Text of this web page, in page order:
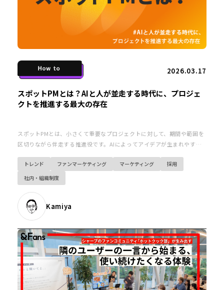
2026.03.17
スポットPMとは？AIと人が並走する時代に、プロジェ
クトを推進する最大の存在
スポットPMとは、小さくて重要なプロジェクトに対して、期間や範囲を
区切りながら伴走する推進役です。AIによってアイデアが生まれやすく
ットPMは、そのギャップを埋めるために生まれた概念です。
トレンド ファンマーケティング マーケティング
採用
社内・組織制度
Kamiya